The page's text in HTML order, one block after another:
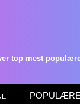
top mest
POPULÆRE